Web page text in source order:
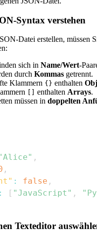
Syntax verstehen
Datei erstellen, müssen
sich in Name/Wert-
durch Kommas getrennt.
Klammern {} enthalten
enthalten Arrays.
müssen in doppelten
,
,
: false ,
: [ "JavaScript" ,
Texteditor